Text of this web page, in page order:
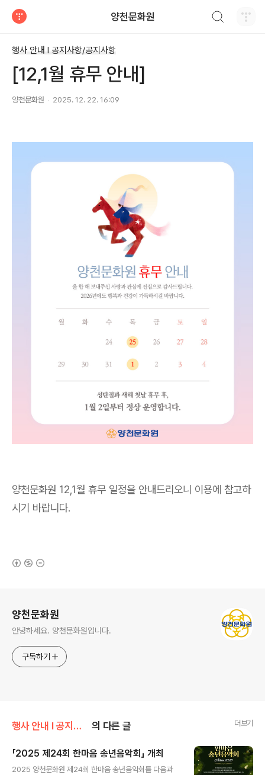
양천문화원
행사 안내 Ι 공지사항/공지사항
[12,1월 휴무 안내]
양천문화원 2025. 12. 22. 16:09
양천문화원 12,1월 휴무 일정을 안내드리오니 이용에 참고하
시기 바랍니다.
양천문화원
안녕하세요. 양천문화원입니다.
구독하기
행사 안내 Ι 공지사항/공지사항 의 다른 글 더보기
「2025 제24회 한마음 송년음악회」 개최
2025 양천문화원 제24회 한마음 송년음악회를 다음과